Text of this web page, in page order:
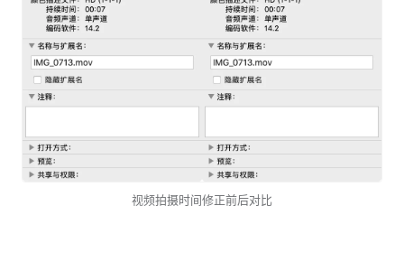
视频拍摄时间修正前后对比